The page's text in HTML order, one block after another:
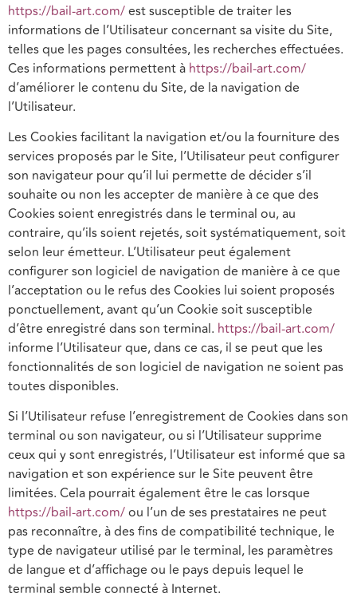
https://bail-art.com/est susceptible de traiter les
informations de l’Utilisateur concernant sa visite du Site,
telles que les pages consultées, les recherches effectuées.
Ces informations permettent à https://bail-art.com/
d’améliorer le contenu du Site, de la navigation de
l’Utilisateur.
Les Cookies facilitant la navigation et/ou la fourniture des
services proposés par le Site, l’Utilisateur peut configurer
son navigateur pour qu’il lui permette de décider s’il
souhaite ou non les accepter de manière à ce que des
Cookies soient enregistrés dans le terminal ou, au
contraire, qu’ils soient rejetés, soit systématiquement, soit
selon leur émetteur. L’Utilisateur peut également
configurer son logiciel de navigation de manière à ce que
l’acceptation ou le refus des Cookies lui soient proposés
ponctuellement, avant qu’un Cookie soit susceptible
d’être enregistré dans son terminal. https://bail-art.com/
informe l’Utilisateur que, dans ce cas, il se peut que les
fonctionnalités de son logiciel de navigation ne soient pas
toutes disponibles.
Si l’Utilisateur refuse l’enregistrement de Cookies dans son
terminal ou son navigateur, ou si l’Utilisateur supprime
ceux qui y sont enregistrés, l’Utilisateur est informé que sa
navigation et son expérience sur le Site peuvent être
limitées. Cela pourrait également être le cas lorsque
https://bail-art.com/ou l’un de ses prestataires ne peut
pas reconnaître, à des fins de compatibilité technique, le
type de navigateur utilisé par le terminal, les paramètres
de langue et d’affichage ou le pays depuis lequel le
terminal semble connecté à Internet.